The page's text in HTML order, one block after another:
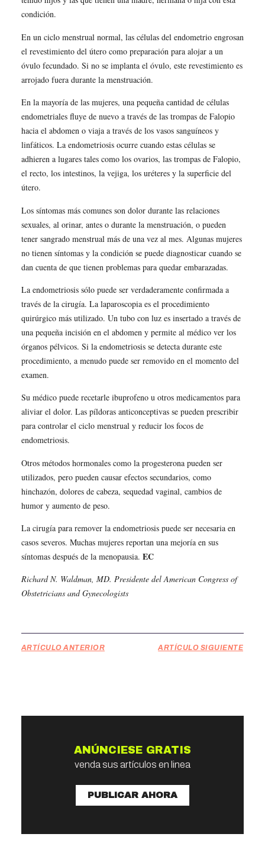
condición.
En un ciclo menstrual normal, las células del endometrio engrosan
el revestimiento del útero como preparación para alojar a un
óvulo fecundado. Si no se implanta el óvulo, este revestimiento es
arrojado fuera durante la menstruación.
En la mayoría de las mujeres, una pequeña cantidad de células
endometriales fluye de nuevo a través de las trompas de Falopio
hacia el abdomen o viaja a través de los vasos sanguíneos y
linfáticos. La endometriosis ocurre cuando estas células se
adhieren a lugares tales como los ovarios, las trompas de Falopio,
el recto, los intestinos, la vejiga, los uréteres y la superficie del
útero.
Los síntomas más comunes son dolor durante las relaciones
sexuales, al orinar, antes o durante la menstruación, o pueden
tener sangrado menstrual más de una vez al mes. Algunas mujeres
no tienen síntomas y la condición se puede diagnosticar cuando se
dan cuenta de que tienen problemas para quedar embarazadas.
La endometriosis sólo puede ser verdaderamente confirmada a
través de la cirugía. La laparoscopia es el procedimiento
quirúrgico más utilizado. Un tubo con luz es insertado a través de
una pequeña incisión en el abdomen y permite al médico ver los
órganos pélvicos. Si la endometriosis se detecta durante este
procedimiento, a menudo puede ser removido en el momento del
examen.
Su médico puede recetarle ibuprofeno u otros medicamentos para
aliviar el dolor. Las píldoras anticonceptivas se pueden prescribir
para controlar el ciclo menstrual y reducir los focos de
endometriosis.
Otros métodos hormonales como la progesterona pueden ser
utilizados, pero pueden causar efectos secundarios, como
hinchazón, dolores de cabeza, sequedad vaginal, cambios de
humor y aumento de peso.
La cirugía para remover la endometriosis puede ser necesaria en
casos severos. Muchas mujeres reportan una mejoría en sus
síntomas después de la menopausia. EC
Richard N. Waldman, MD. Presidente del American Congress of
Obstetricians and Gynecologists
ARTÍCULO ANTERIOR ARTÍCULO SIGUIENTE
ANÚNCIESE GRATIS
venda sus artículos en linea
PUBLICAR AHORA